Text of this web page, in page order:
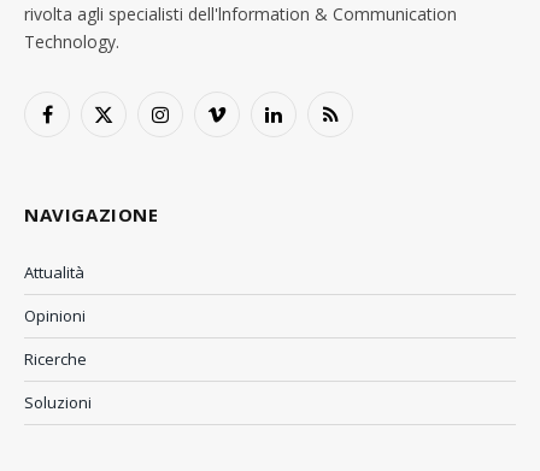
rivolta agli specialisti dell'lnformation & Communication
Technology.
Facebook
X
InstagramVimeo LinkedInRSS
NAVIGAZIONE
Attualità
Opinioni
Ricerche
Soluzioni